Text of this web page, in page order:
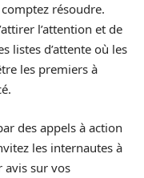
résoudre.
l’attention et de
listes d’attente où les
les premiers à
des appels à action
les internautes à
avis sur vos